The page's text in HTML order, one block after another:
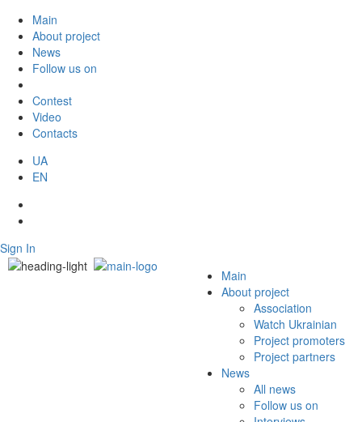
Main
About project
News
Follow us on
Contest
Video
Contacts
UA
EN
Sign In
Main
About project
Association
Watch Ukrainian
Project promoters
Project partners
News
All news
Follow us on